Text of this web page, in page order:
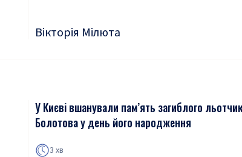
Вікторія Мілюта
У Києві вшанували пам’ять загиблого
Болотова у день його народження
3 хв